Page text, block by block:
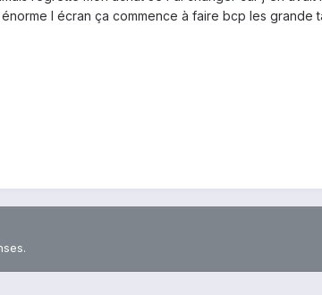
l écran ça commence à faire bcp les grande